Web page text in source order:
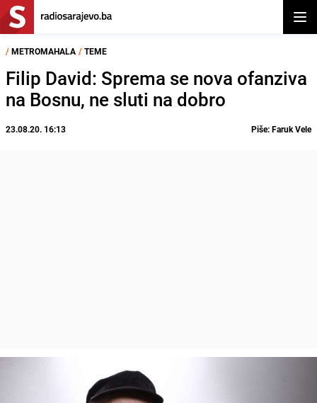
/ METROMAHALA / TEME
Filip David: Sprema se nova ofanziva
na Bosnu, ne sluti na dobro
23.08.20. 16:13 Piše: Faruk Vele